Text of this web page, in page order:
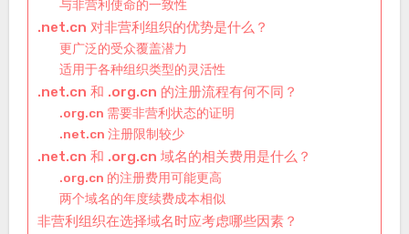
与非营利使命的一致性
.net.cn 对非营利组织的优势是什么？
更广泛的受众覆盖潜力
适用于各种组织类型的灵活性
.net.cn 和 .org.cn 的注册流程有何不同？
.org.cn 需要非营利状态的证明
.net.cn 注册限制较少
.net.cn 和 .org.cn 域名的相关费用是什么？
.org.cn 的注册费用可能更高
两个域名的年度续费成本相似
非营利组织在选择域名时应考虑哪些因素？